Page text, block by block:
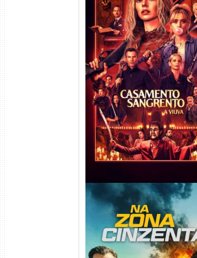
Casamento
Viúva Torrent (2026)
720p/1080p/4K Dual